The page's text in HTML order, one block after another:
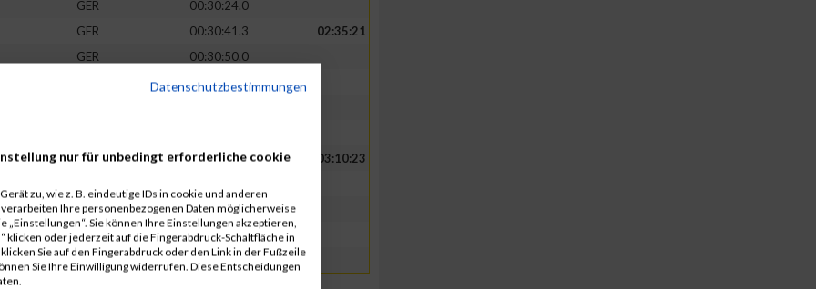
GER
00:30:24.0
GER 00:30:41.3
02:35:21
GER
00:30:50.0
00:30:57.3
GER 00:33:31.6
03:10:23
GER
00:36:11.1
GER
00:41:07.6
GER 00:43:23.1
Datenschutzbestimmungen
nur für unbedingt erforderliche cookie
zu, wie z. B. eindeutige IDs in cookie und anderen
Ihre personenbezogenen Daten möglicherweise
Sie können Ihre Einstellungen akzeptieren,
klicken oder jederzeit auf die Fingerabdruck-Schaltfläche in
Sie auf den Fingerabdruck oder den Link in der Fußzeile
Sie Ihre Einwilligung widerrufen. Diese Entscheidungen